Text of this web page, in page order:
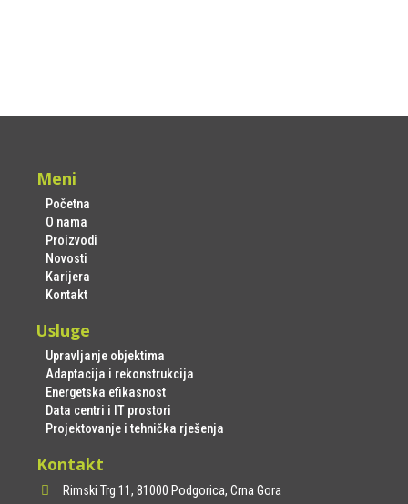
Meni
Početna
O nama
Proizvodi
Novosti
Karijera
Kontakt
Usluge
Upravljanje objektima
Adaptacija i rekonstrukcija
Energetska efikasnost
Data centri i IT prostori
Projektovanje i tehnička rješenja
Kontakt
Rimski Trg 11, 81000 Podgorica, Crna Gora